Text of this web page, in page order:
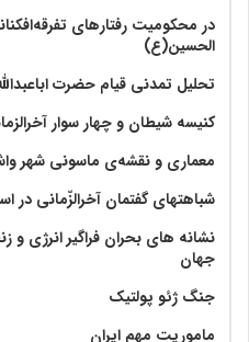
در محکومیت رفتارهای
الحسین(ع)
تحلیل تمدنی قیام حضرت
کنیسه شیطان و چهار سوار
معماری و نقشه‌ی ماسونی شهر
شباهتهای گفتمان آخر‌الزّمانی در
نشانه های بحران فراگیر انرژی و
جهان
جنگ ژئو پولتیک
ماموریت مهم ایران